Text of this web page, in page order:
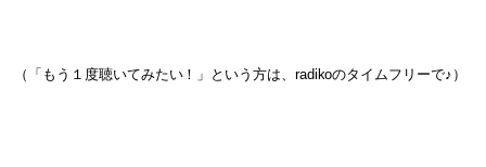
（「もう１度聴いてみたい！」という方は、radikoのタイムフリーで♪）